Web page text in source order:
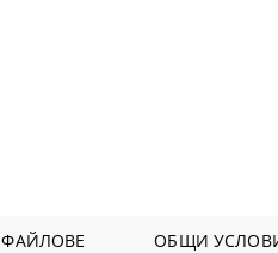
ФАЙЛОВЕ ОБЩИ